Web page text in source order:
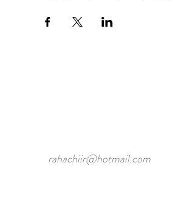
rahachiir@hotmail.com